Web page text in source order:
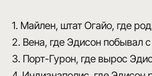
1. Майлен, штат Огайо, где
2. Вена, где Эдисон побывал
3. Порт-Гурон, где вырос